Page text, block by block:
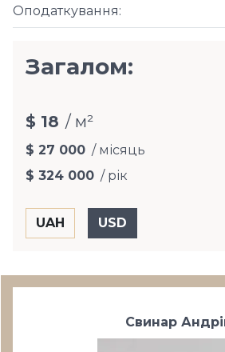
Оподаткування:
Загалом:
$ 18 / м²
$ 27 000 / місяць
$ 324 000 / рік
Свинар